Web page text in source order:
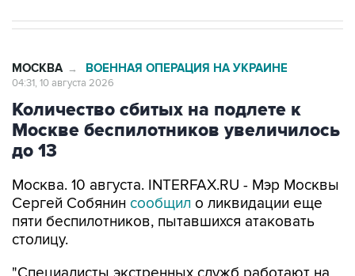
МОСКВА → ВОЕННАЯ ОПЕРАЦИЯ НА УКРАИНЕ
04:31, 10 августа 2026
Количество сбитых на подлете к
Москве беспилотников увеличилось
до 13
Москва. 10 августа. INTERFAX.RU - Мэр Москвы
Сергей Собянин сообщил о ликвидации еще
пяти беспилотников, пытавшихся атаковать
столицу.